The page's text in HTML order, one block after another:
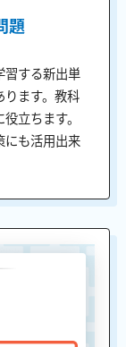
題
習する新出単
ます。教科
立ちます。
にも活用出来